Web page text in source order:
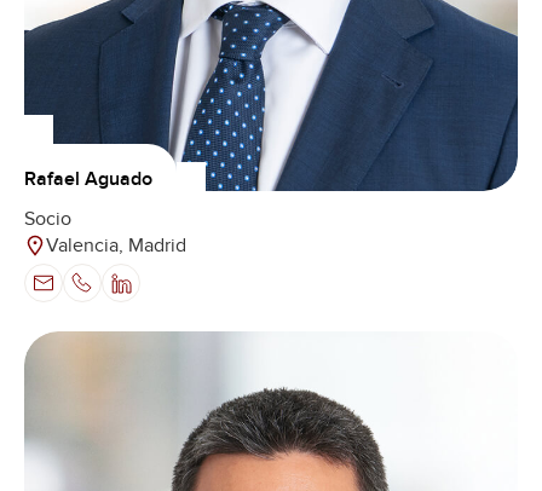
Rafael Aguado
Socio
Valencia, Madrid